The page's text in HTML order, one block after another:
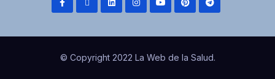
© Copyright 2022 La Web de la Salud.